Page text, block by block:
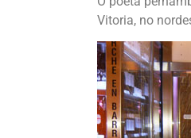
Vitoria, no